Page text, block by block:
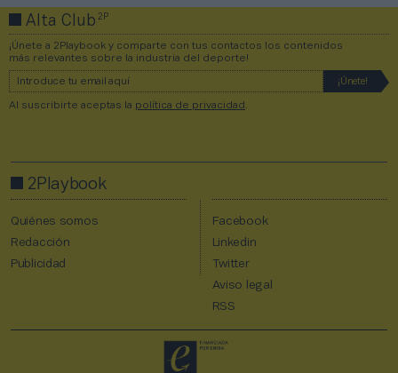
Alta Club2P
¡Únete a 2Playbook y comparte con tus contactos los contenidos
más relevantes sobre la industria del deporte!
Al suscribirte aceptas la política de privacidad
2Playbook
Quiénes somos
Redacción
Publicidad
Facebook
Linkedin
Twitter
Aviso legal
RSS